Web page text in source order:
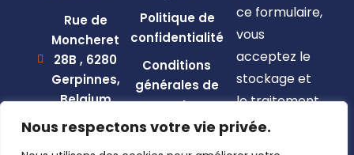
Nous respectons votre vie privée.
Rue de
Moncheret
28B , 6280
Gerpinnes,
Belgium
+32 492
Politique de
confidentialité
Conditions
générales de
vente
ce formulaire,
vous
acceptez le
stockage et
le traitement
de vos